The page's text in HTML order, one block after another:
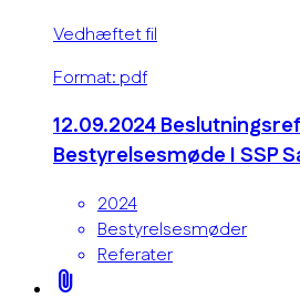
Vedhæftet fil
Format: pdf
12.09.2024
Bestyrelsesmøde I SSP
2024
Bestyrelsesmøder
Referater
attach_file